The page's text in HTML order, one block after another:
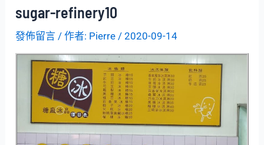
sugar-refinery10
發佈留言 / 作者: Pierre /2020-09-14